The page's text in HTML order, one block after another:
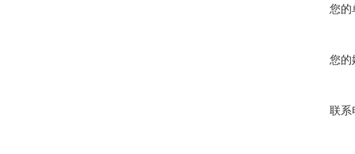
您的
您的
联系